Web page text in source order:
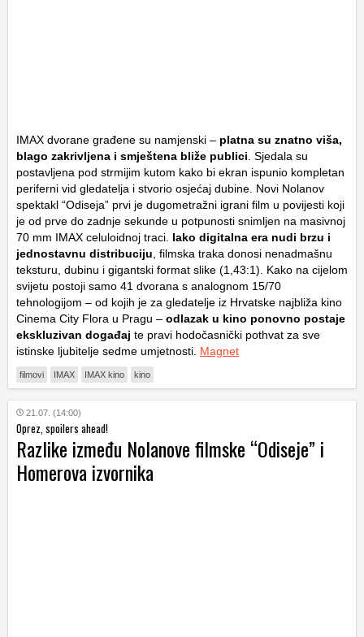
IMAX dvorane građene su namjenski – platna su znatno viša,
blago zakrivljena i smještena bliže publici . Sjedala su
postavljena pod strmijim kutom kako bi ekran ispunio kompletan
periferni vid gledatelja i stvorio osjećaj dubine. Novi Nolanov
spektakl “Odiseja” prvi je dugometražni igrani film u povijesti koji
je od prve do zadnje sekunde u potpunosti snimljen na masivnoj
70 mm IMAX celuloidnoj traci. Iako digitalna era nudi brzu i
jednostavnu distribuciju , filmska traka donosi nenadmašnu
teksturu, dubinu i gigantski format slike (1,43:1). Kako na cijelom
svijetu postoji samo 41 dvorana s analognom 15/70
tehnologijom – od kojih je za gledatelje iz Hrvatske najbliža kino
Cinema City Flora u Pragu – odlazak u kino ponovno postaje
ekskluzivan događaj te pravi hodočasnički pothvat za sve
istinske ljubitelje sedme umjetnosti. Magnet
filmovi IMAX IMAX kino kino
21.07. (14:00)
Oprez, spoilers ahead!
Razlike između Nolanove filmske “Odiseje” i
Homerova izvornika